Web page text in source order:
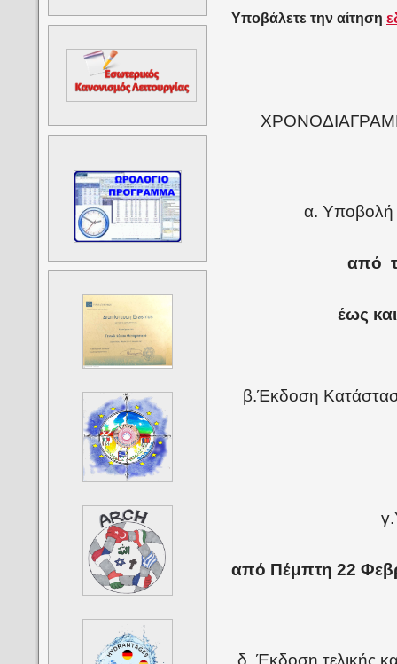
Υποβάλετε την αίτηση
α. Υποβολή
από
έως
β.Έκδοση
από Πέμπτη 22
δ. Έκδοση τελικής